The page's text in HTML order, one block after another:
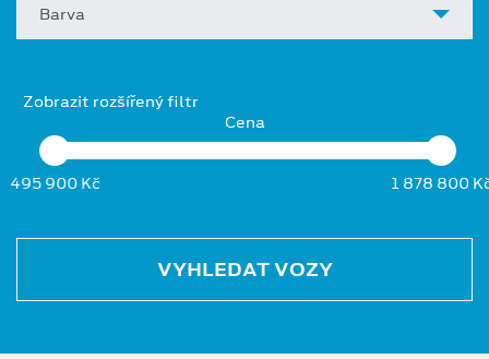
Barva
Zobrazit rozšířený filtr
Cena
495 900 Kč 1 878 800
VYHLEDAT VOZY